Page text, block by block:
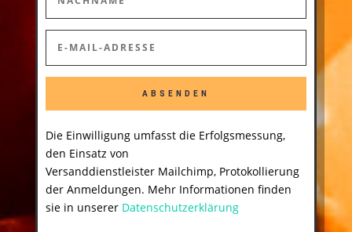
ABSENDEN
Die Einwilligung umfasst die Erfolgsmessung,
den Einsatz von
Versanddienstleister Mailchimp, Protokollierung
der Anmeldungen. Mehr Informationen finden
sie in unserer Datenschutzerklärung